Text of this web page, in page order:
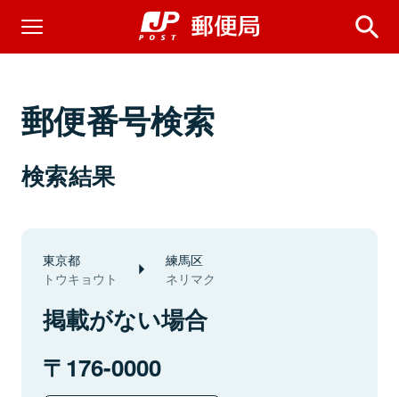
郵便番号検索
検索結果
東京都
トウキョウト
練馬区
ネリマク
掲載がない場合
176-0000